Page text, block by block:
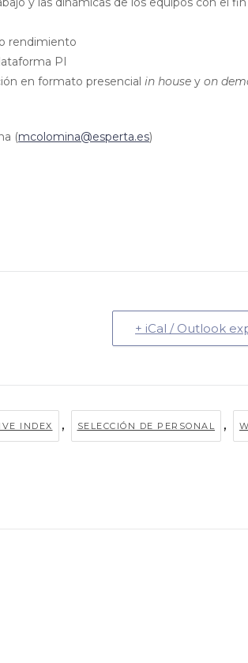
rendimiento
PI
en formato presencial in house y on
(mcolomina@esperta.es)
+ iCal / Outlook
INDEX , SELECCIÓN DE PERSONAL ,